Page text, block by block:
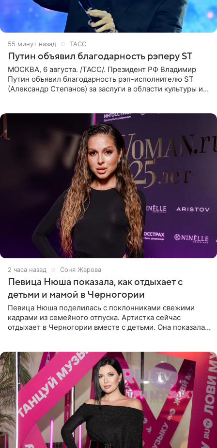
55 минут назад ТАСС
Путин объявил благодарность рэперу ST
МОСКВА, 6 августа. /ТАСС/. Президент РФ Владимир
Путин объявил благодарность рэп-исполнителю ST
(Александр Степанов) за заслуги в области культуры и
2 часа назад Соня Жарова
Певица Нюша показала, как отдыхает с
детьми и мамой в Черногории
Певица Нюша поделилась с поклонниками свежими
кадрами из семейного отпуска. Артистка сейчас
отдыхает в Черногории вместе с детьми. Она показала,